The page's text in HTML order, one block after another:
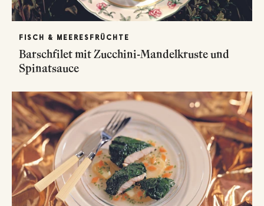
FISCH & MEERESFRÜCHTE
Barschfilet mit Zucchini-Mandelkruste und
Spinatsauce